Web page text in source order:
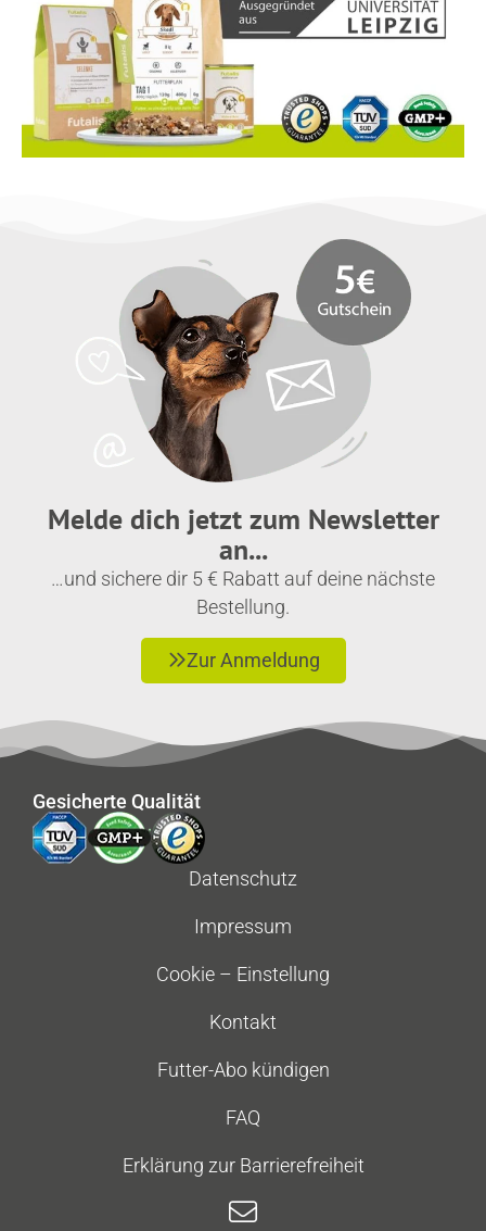
Melde dich jetzt zum Newsletter
an...
…und sichere dir 5 € Rabatt auf deine nächste
Bestellung.
Zur Anmeldung
Gesicherte Qualität
Datenschutz
Impressum
Cookie – Einstellung
Kontakt
Futter-Abo kündigen
FAQ
Erklärung zur Barrierefreiheit